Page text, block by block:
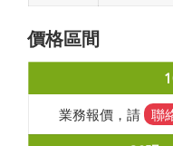
價格區間
業務報價，請 聯